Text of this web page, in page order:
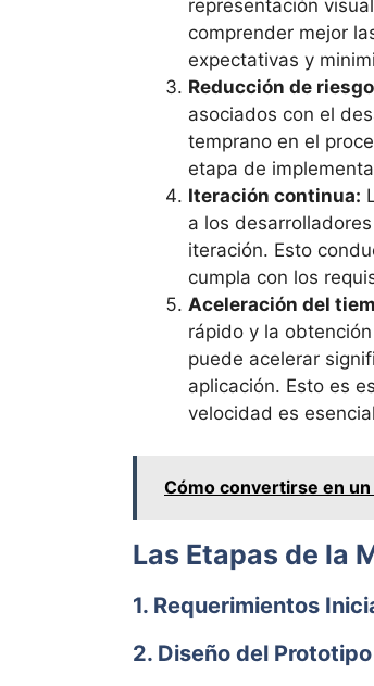
representación
comprender mejor
expectativas y
Reducción de
asociados con el
temprano en el
etapa de
Iteración continua:
a los
iteración. Esto
cumpla con los
Aceleración del
rápido y la
puede acelerar
aplicación. Esto es
velocidad es
Cómo convertirse en
Las Etapas de la
1. Requerimientos
2. Diseño del Prototipo